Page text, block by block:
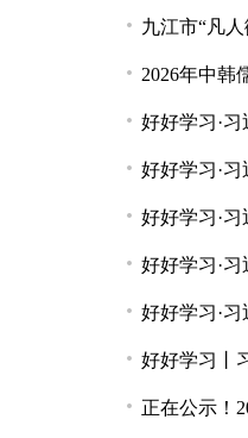
九江市“凡
2026年中韩
好好学习·
好好学习·
好好学习·
好好学习·
好好学习·
好好学习丨
正在公示！